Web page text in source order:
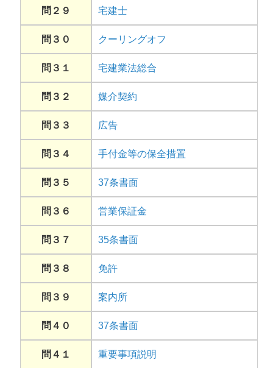
問２９ 宅建士
問３０ クーリングオフ
問３１ 宅建業法総合
問３２ 媒介契約
問３３ 広告
問３４ 手付金等の保全措置
問３５ 37条書面
問３６ 営業保証金
問３７ 35条書面
問３８ 免許
問３９ 案内所
問４０ 37条書面
問４１ 重要事項説明